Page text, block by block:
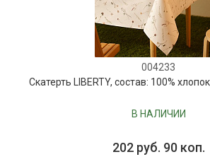
004233
Скатерть LIBERTY, состав: 100%
В НАЛИЧИИ
202 руб. 90 коп.